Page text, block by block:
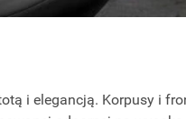
i elegancją. Korpusy i